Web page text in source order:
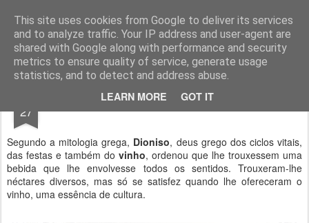
This site uses cookies from Google to deliver its services
and to analyze traffic. Your IP address and user-agent are
shared with Google along with performance and security
metrics to ensure quality of service, generate usage
statistics, and to detect and address abuse.
LEARN MORE GOT IT
Geopalavras
canal800 clique ZapCanal
27 Ao raiar do sol.
Segundo a mitologia grega, Dioniso, deus grego dos ciclos vitais,
das festas e também do vinho, ordenou que lhe trouxessem uma
bebida que lhe envolvesse todos os sentidos. Trouxeram-lhe
néctares diversos, mas só se satisfez quando lhe ofereceram o
vinho, uma essência de cultura.